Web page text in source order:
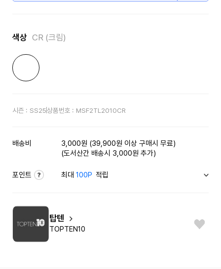
색상 CR (크림)
시즌 : SS25상품번호 : MSF2TL2010CR
배송비
3,000원 (39,900원 이상 구매시 무료)
(도서산간 배송시 3,000원 추가)
포인트 최대100P 적립
탑텐
TOPTEN10